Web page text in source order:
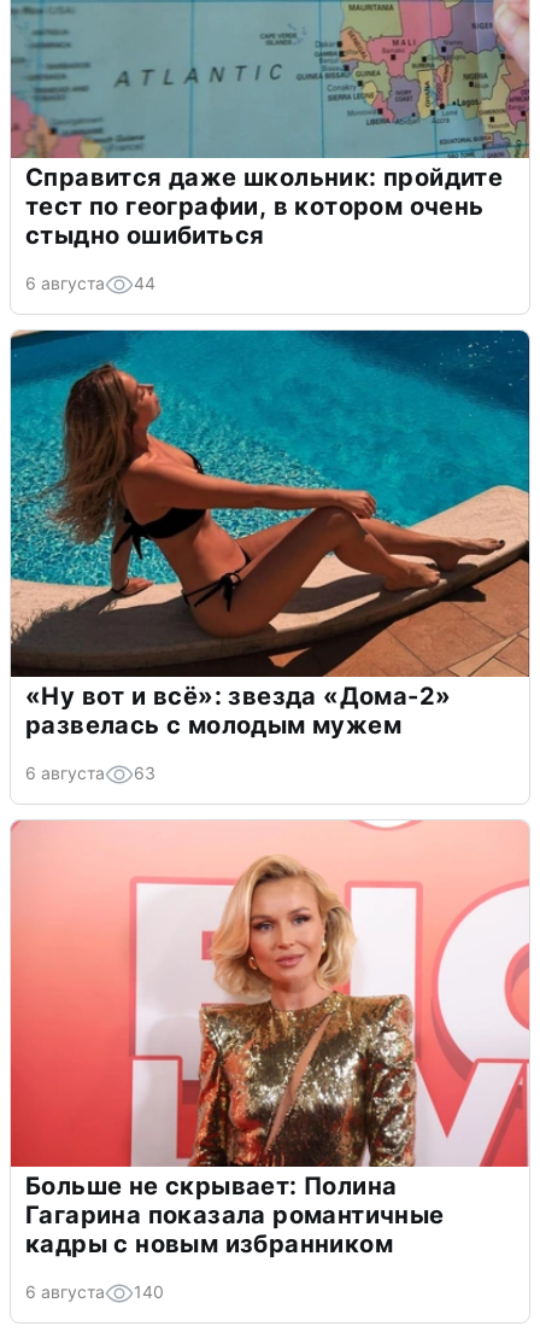
Справится даже школьник: пройдите
тест по географии, в котором очень
стыдно ошибиться
6 августа 44
«Ну вот и всё»: звезда «Дома-2»
развелась с молодым мужем
6 августа 63
Больше не скрывает: Полина
Гагарина показала романтичные
кадры с новым избранником
6 августа 140